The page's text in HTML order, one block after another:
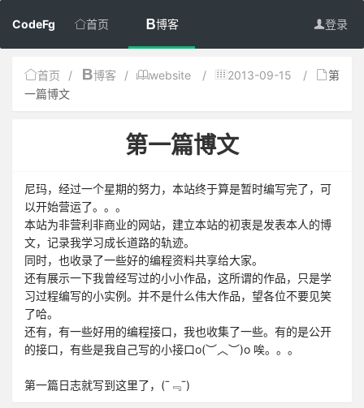
CodeFg 首页 博客 登录
首页 / 博客 / website / 2013-09-15 /
第
一篇博文
第一篇博文
尼玛，经过一个星期的努力，本站终于算是暂时编写完了，可
以开始营运了。。。
本站为非营利非商业的网站，建立本站的初衷是发表本人的博
文，记录我学习成长道路的轨迹。
同时，也收录了一些好的编程资料共享给大家。
还有展示一下我曾经写过的小小作品，这所谓的作品，只是学
习过程编写的小实例。并不是什么伟大作品，望各位不要见笑
了哈。
还有，有一些好用的编程接口，我也收集了一些。有的是公开
的接口，有些是我自己写的小接口o(︶︿︶)o 唉。。。
第一篇日志就写到这里了，(ˉ﹃ˉ)